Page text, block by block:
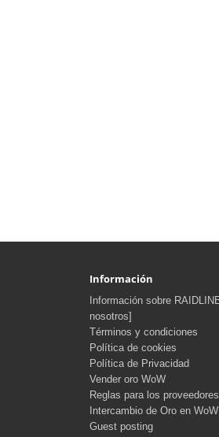
Información
Información sobre
nosotros]
Términos y condiciones
Política de cookies
Política de Privacidad
Vender oro WoW
Reglas para los
Intercambio de Oro en WoW
Guest posting